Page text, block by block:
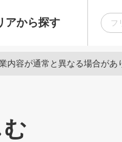
アから探す
容が通常と異なる場合があ